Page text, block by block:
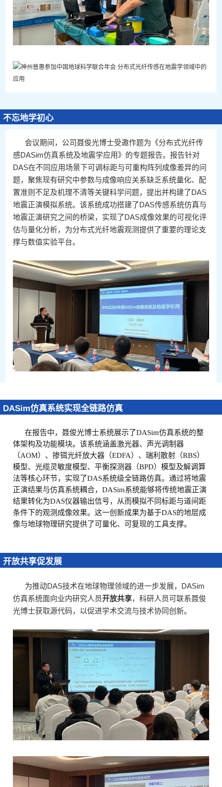
不忘地学初心
会议期间，公司聂俊光博士受邀作题为《分布式光纤传
感DASim仿真系统及地震学应用》的专题报告。报告针对
DAS在不同应用场景下可调标距与可重构阵列成像差异的问
题，聚焦现有研究中参数与成像响应关系缺乏系统量化、配
置准则不足及机理不清等关键科学问题，提出并构建了DAS
地震正演模拟系统。该系统成功搭建了DAS传感系统仿真与
地震正演研究之间的桥梁，实现了DAS成像效果的可视化评
估与量化分析，为分布式光纤地震观测提供了重要的理论支
撑与数值实验平台。
DASim仿真系统实现全链路仿真
在报告中，聂俊光博士系统展示了DASim仿真系统的整
体架构及功能模块。该系统涵盖激光器、声光调制器
（AOM）、掺铒光纤放大器（EDFA）、瑞利散射（RBS）
模型、光缆灵敏度模型、平衡探测器（BPD）模型及解调算
法等核心环节，实现了DAS系统级全链路仿真。通过将地震
正演结果与仿真系统耦合，DASim系统能够将传统地震正演
结果转化为DAS仪器输出信号，从而模拟不同标距与道间距
条件下的观测成像效果。这一创新成果为基于DAS的地层成
像与地球物理研究提供了可量化、可复现的工具支撑。
开放共享促发展
为推动DAS技术在地球物理领域的进一步发展，DASim
仿真系统面向业内研究人员开放共享，科研人员可联系聂俊
光博士获取源代码，以促进学术交流与技术协同创新。